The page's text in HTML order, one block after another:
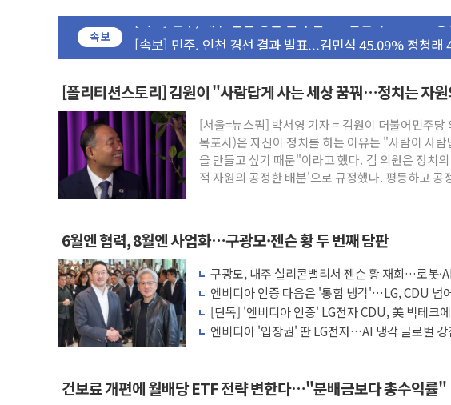
속보
[속보] 민주, 인천 경선 결과 발표...김민석 45.09% 정청
[속보] 민주, 제주 경선 결과 발표...김민석 52.64% 정청
이번주 국내 주요 금융일정(8.10~8.14)
美, 이란전 출구전략 만지작…공습 한계·탄약 부족 현실화
강릉·동해·삼척 시간당 최대 50㎜ 폭우…강원 동해안 강한
폐기물 수거하다 참변…60대 환경미화원 수거차에 치여 사
서울 중랑구 주택가서 흉기 난동…60대 남성 2명 숨져
李대통령 "결혼 때문에 손해 보는 일 없게"…'결혼 페널티'
여수 오동도 인근 해상서 모터보트 전복…1명 사망·1명 실종
추미애, '위안부' 피해자 기림의 날 참석..."국제적 시민 연대
인천 선재도 갯벌서 해루질 중 실종 60대 나흘만에 숨진 채 발
인천서 말다툼 중 어머니 흉기 살해 10대 아들 체포
'화합' 꺼낸 김민석에 '뻔뻔' 받아친 정청래…제주 연설서
[폴리티션스토리] 김원이 "사람답게 사는 세상 꿈꿔…정치는 자
[서울=뉴스핌] 박서영 기자 = 김원이 더불어민주당
목포시)은 자신이 정치를 하는 이유는 "사람이 사람
을 만들고 싶기 때문"이라고 했다. 김 의원은 정치
적 자원의 공정한 배분'으로 규정했다. 평등하고 공
6월엔 협력, 8월엔 사업화…구광모·젠슨 황 두 번째 담판
구광모, 내주 실리콘밸리서 젠슨 황 재회…로봇
모빌리티 구체화
엔비디아 인증 다음은 '통합 냉각'…LG, CDU 넘
는다
[단독] '엔비디아 인증' LG전자 CDU, 美 빅테크
엔비디아 '입장권' 딴 LG전자…AI 냉각 글로벌 강
건보료 개편에 월배당 ETF 전략 변한다…"분배금보다 총수익률"